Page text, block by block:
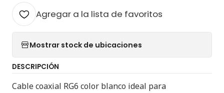
Agregar a la lista de favoritos
Mostrar stock de ubicaciones
DESCRIPCIÓN
Cable coaxial RG6 color blanco ideal para